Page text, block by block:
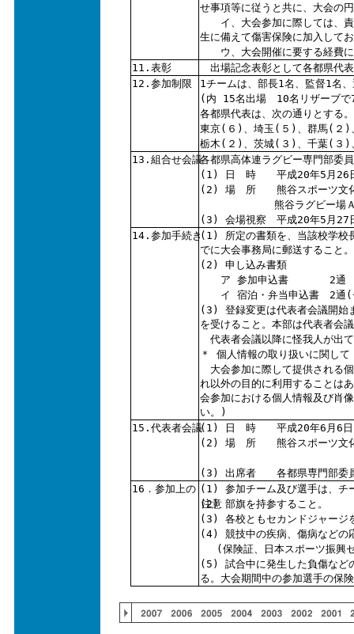
せ事項等に従うと共に、大会の
イ、大会参加に際しては、責
生に備えて傷害保険に加入して
ウ、大会開催に要する経費に
11.表彰
出場記念表彰として各都県代
12.参加制限
1チームは、部長1名、監督1名
(内 15名出場 10名リザーブで
各都県代表は、次の通りとする。
東京(６)、埼玉(５)、群馬(２)
栃木(２)、茨城(３)、千葉(
13.組合せ会議各都県高体連ラグビー専門部委
(1) 日 時 平成20年5月26
(2) 場 所 熊谷スポーツ文
熊谷ラグビー場
(3) 会場視察 平成20年5月
14.参加手続き(1) 所定の書類を、当該校学校
でに大会事務局に郵送すること。
(2) 申し込み書類
ア 参加申込書 2通
イ 宿泊・弁当申込書 2通(
(3) 登録変更は代表者会議開始
を受けること。本部は代表者会
代表者会議以降に怪我人が出
＊ 個人情報の取り扱いに関して
大会参加に際して提供される
れ以外の目的に利用することは
会参加における個人情報及び肖
い。)
15.代表者会議(1) 日 時 平成20年6月6
(2) 場 所 熊谷スポーツ文
(3) 出席者 各都県専門部委員
16．参加上の (1) 参加チーム及び選手は、チ
注意
(2) 部旗を持参すること。
(3) 各校ともセカンドジャージ
(4) 競技中の疾病、傷病などの
(保険証、日本スポーツ振興
(5) 試合中に発生した負傷など
る。大会期間中の参加選手の保